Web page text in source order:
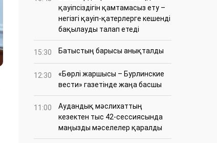
қауіпсіздігін қамтамасыз ету –
негізгі қауіп-қатерлерге кешенді
бақылауды талап етеді
15:30 Батыстың барысы анықталды
12:30
«Бөрлі жаршысы – Бурлинские
вести» газетінде жаңа басшы
11:00
Аудандық мәслихаттың
кезектен тыс 42-сессиясында
маңызды мәселелер қаралды